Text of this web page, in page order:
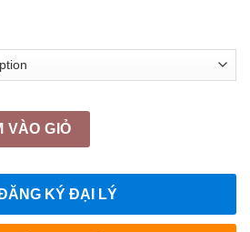
quantity
VÀO GIỎ
KÝ ĐẠI LÝ